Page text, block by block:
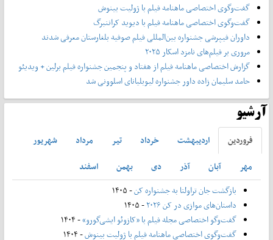
گفت‌وگوی اختصاصی ماهنامه فیلم با ژولیت بینوش
گفت‌وگوی اختصاصی ماهنامه فیلم با دیوید کراننبرگ
داوران فیپرشی جشنواره بین‌المللی فیلم صوفیه بلغارستان معرفی شدند
مروری بر فیلم‌های نامزد اسکار ۲۰۲۵
گزارش اختصاصی ماهنامه فیلم از هفتاد و پنجمین جشنواره فیلم برلین + ویدیئو
حامد سلیمان زاده داور جشنواره لیوبلیانای اسلوونی شد
آرشیو
فروردين ارديبهشت خرداد تير مرداد
شهريور
مهر
آبان آذر دی بهمن
اسفند
بازگشت جان تراولتا به جشنواره کن- ۱۴۰۵
داستان‌های موازی در کن ۲۰۲۶
- ۱۴۰۵
گفت‌وگو اختصاصی مجله فیلم با «کازوئو ایشی‌گورو»- ۱۴۰۴
گفت‌وگوی اختصاصی ماهنامه فیلم با ژولیت بینوش- ۱۴۰۴